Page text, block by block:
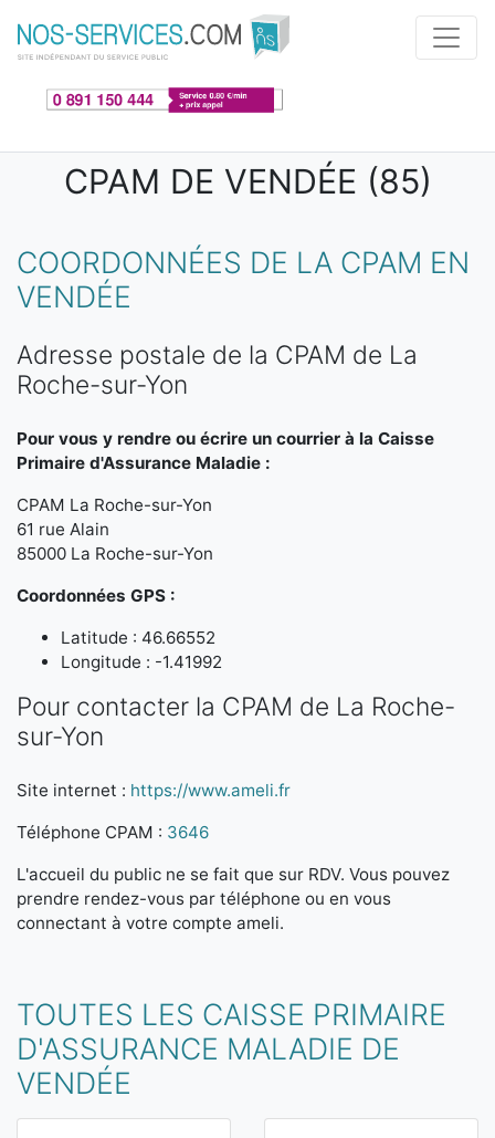
Aller au contenu principal
CPAM DE VENDÉE (85)
COORDONNÉES DE LA CPAM EN
VENDÉE
Adresse postale de la CPAM de La
Roche-sur-Yon
Pour vous y rendre ou écrire un courrier à la Caisse
Primaire d'Assurance Maladie :
CPAM La Roche-sur-Yon
61 rue Alain
85000 La Roche-sur-Yon
Coordonnées GPS :
Latitude : 46.66552
Longitude : -1.41992
Pour contacter la CPAM de La Roche-
sur-Yon
Site internet : https://www.ameli.fr
Téléphone CPAM : 3646
L'accueil du public ne se fait que sur RDV. Vous pouvez
prendre rendez-vous par téléphone ou en vous
connectant à votre compte ameli.
TOUTES LES CAISSE PRIMAIRE
D'ASSURANCE MALADIE DE
VENDÉE